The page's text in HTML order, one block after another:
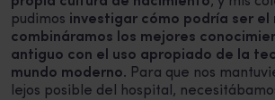
pudimos investigar cómo podría ser el
combináramos los mejores
antiguo con el uso apropiado de la
mundo moderno. Para que nos
lejos posible del hospital,